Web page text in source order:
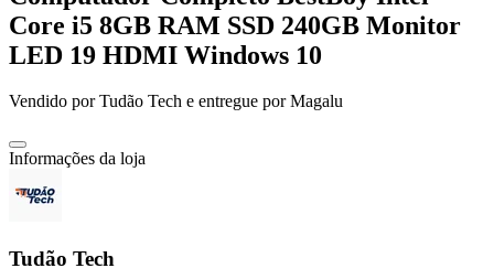
Core i5 8GB RAM SSD 240GB Monitor
LED 19 HDMI Windows 10
Vendido porTudão Tech e entregue por Magalu
Informações da loja
Tudão Tech